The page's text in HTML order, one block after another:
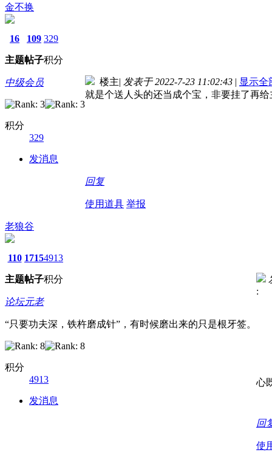
金不换
16
主题
109
帖子
329
积分
中级会员
积分
329
发消息
楼主| 发表于 2022-7-23 11:02:43 | 显示全
就是个送人头的还当成个宝，非要挂了再
回复
使用道具 举报
老狼谷
110
主题
1715
帖子
4913
积分
论坛元老
“只要功夫深，铁杵磨成针”，有时候磨出来的只是根牙签。
积分
4913
发消息
:
心
回
使